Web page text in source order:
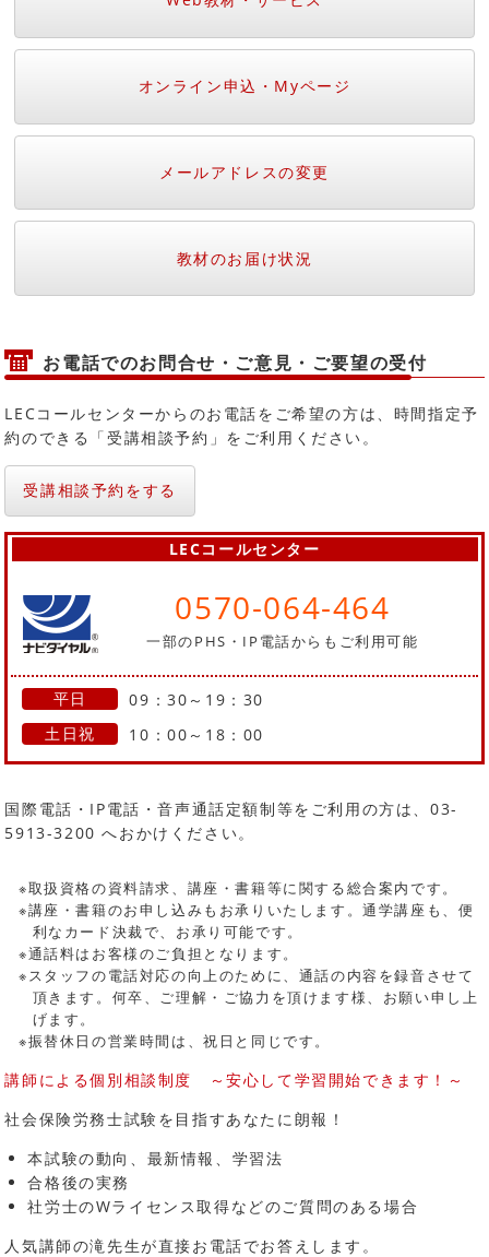
オンライン申込・Myページ
メールアドレスの変更
教材のお届け状況
お電話でのお問合せ・ご意見・ご要望の受付
LECコールセンターからのお電話をご希望の方は、時間指定予
約のできる「受講相談予約」をご利用ください。
受講相談予約をする
LECコールセンター
0570-064-464
一部のPHS・IP電話からもご利用可能
平日
09：30～19：30
土日祝
10：00～18：00
国際電話・IP電話・音声通話定額制等をご利用の方は、03-
5913-3200 へおかけください。
※取扱資格の資料請求、講座・書籍等に関する総合案内です。
※講座・書籍のお申し込みもお承りいたします。通学講座も、便
利なカード決裁で、お承り可能です。
※通話料はお客様のご負担となります。
※スタッフの電話対応の向上のために、通話の内容を録音させて
頂きます。何卒、ご理解・ご協力を頂けます様、お願い申し上
げます。
※振替休日の営業時間は、祝日と同じです。
講師による個別相談制度 ～安心して学習開始できます！～
社会保険労務士試験を目指すあなたに朗報！
本試験の動向、最新情報、学習法
合格後の実務
社労士のWライセンス取得などのご質問のある場合
人気講師の滝先生が直接お電話でお答えします。